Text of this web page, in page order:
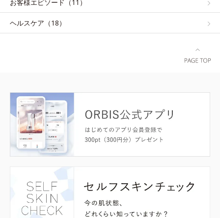
お客様エピソード（11）
ヘルスケア（18）